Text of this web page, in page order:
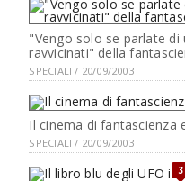
"Vengo solo se parlate
ravvicinati" della
SPECIALI / 20/09/2003
Il cinema di fantascienza
SPECIALI / 20/09/2003
3